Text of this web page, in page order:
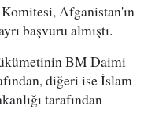
Afganistan'ın
başvuru almıştı.
BM Daimi
diğeri ise İslam
tarafından